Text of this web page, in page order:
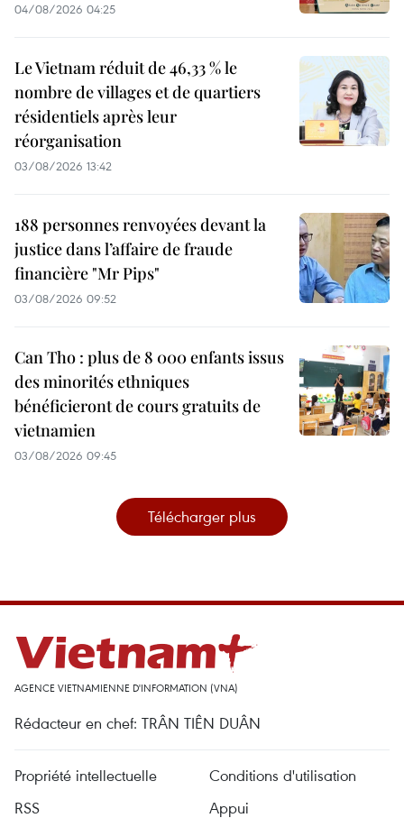
04/08/2026 04:25
Le Vietnam réduit de 46,33 % le
nombre de villages et de quartiers
résidentiels après leur
réorganisation
03/08/2026 13:42
188 personnes renvoyées devant la
justice dans l’affaire de fraude
financière "Mr Pips"
03/08/2026 09:52
Can Tho : plus de 8 000 enfants issus
des minorités ethniques
bénéficieront de cours gratuits de
vietnamien
03/08/2026 09:45
Télécharger plus
AGENCE VIETNAMIENNE D'INFORMATION (VNA)
Rédacteur en chef: TRÂN TIÊN DUÂN
Propriété intellectuelle
Conditions d'utilisation
RSS
Appui